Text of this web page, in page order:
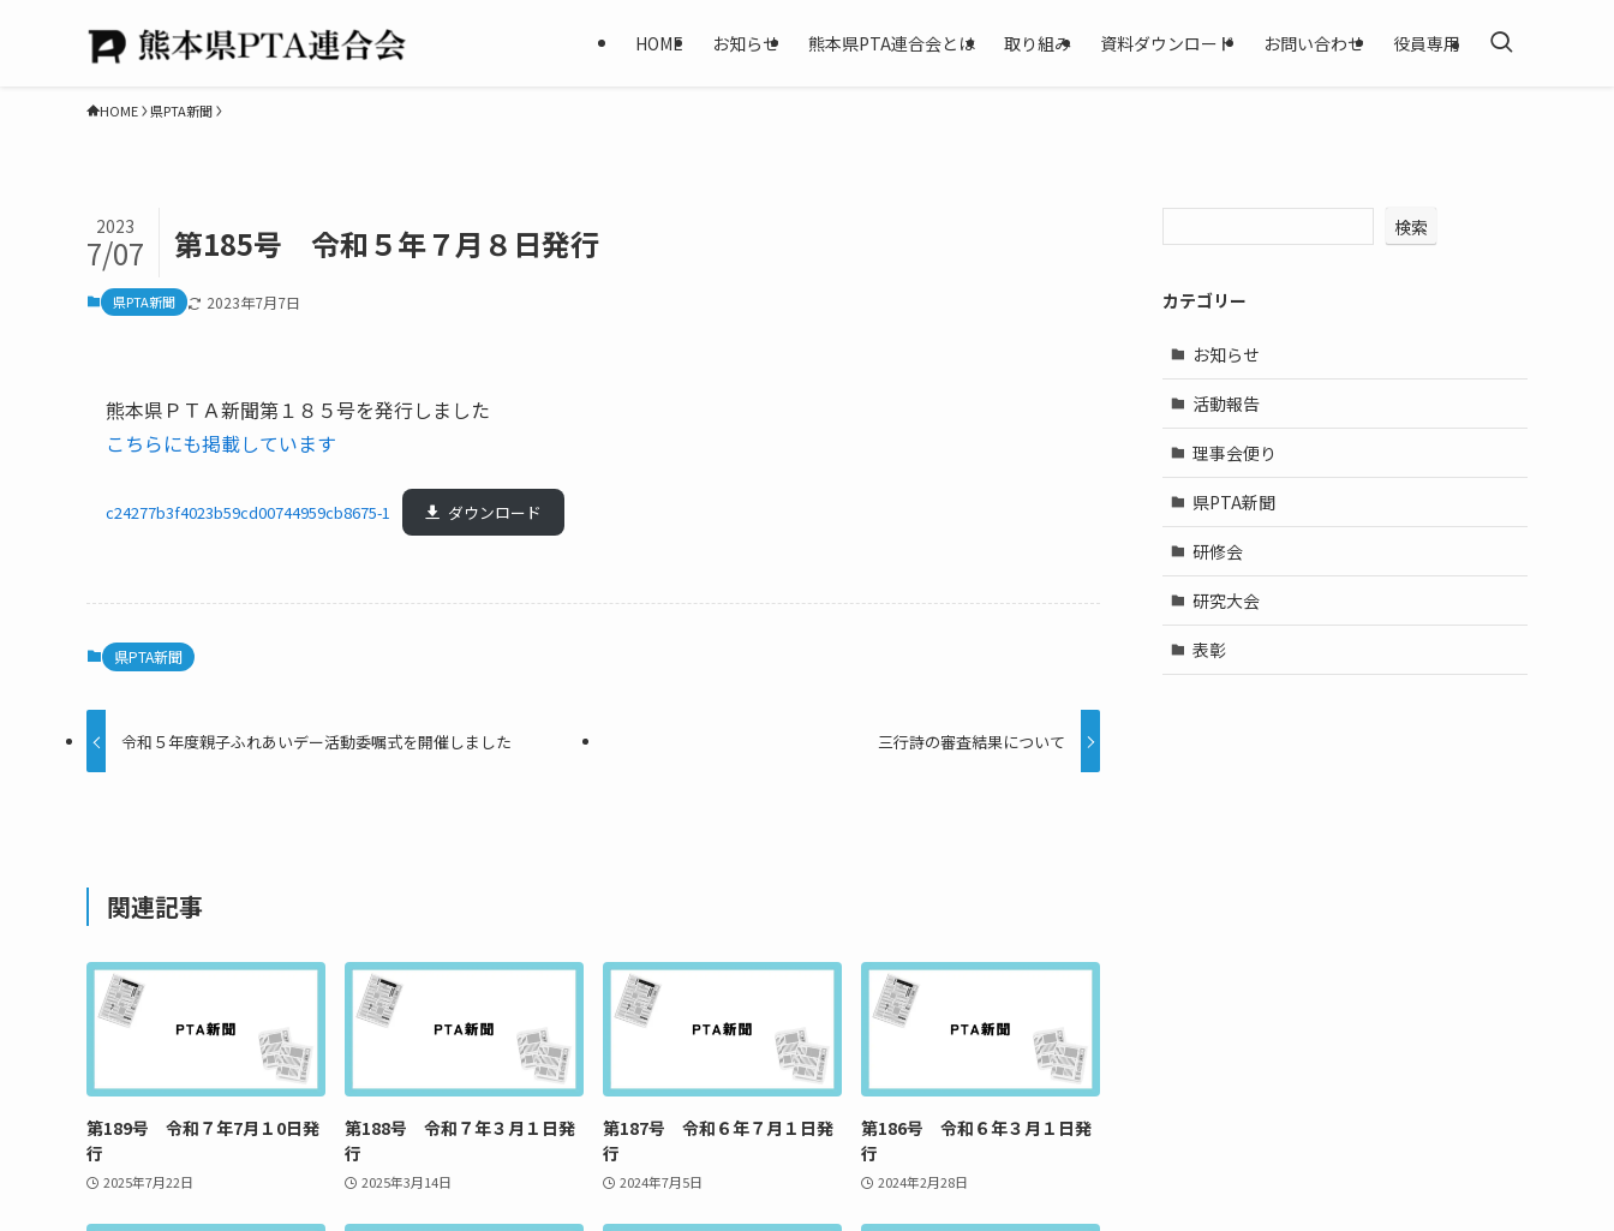
HOME お知らせ 熊本県PTA連合会とは 取り組み 資料ダウンロード お問い合わせ 役員専用
HOME 県PTA新聞
第185号 令和５年７月８日発行
2023
7/07
県PTA新聞 2023年7月7日
熊本県ＰＴＡ新聞第１８５号を発行しました
こちらにも掲載しています
c24277b3f4023b59cd00744959cb8675-1 ダウンロード
県PTA新聞
令和５年度親子ふれあいデー活動委嘱式を開催しました 三行詩の審査結果について
関連記事
第189号 令和７年7月１0日発
行
2025年7月22日
第188号 令和７年３月１日発
行
2025年3月14日
第187号 令和６年７月１日発
行
2024年7月5日
第186号 令和６年３月１日発
行
2024年2月28日
検索
カテゴリー
お知らせ
活動報告
理事会便り
県PTA新聞
研修会
研究大会
表彰